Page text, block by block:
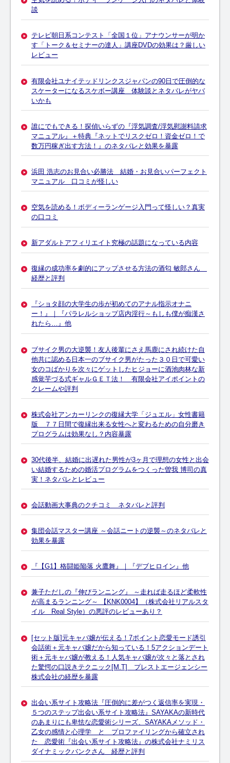
談
テレビ朝日系コンテスト「全国１位」アナウンサーが明か
す「トーク＆セミナーの達人」講座DVDの効果は？厳しい
レビュー
有限会社ユナイテッドリンクスジャパンの90日で圧倒的な
スケーターになるスケボー講座 体験談とネタバレがヤバ
いかも
誰にでもできる！探偵いらずの『浮気調査/浮気慰謝料請求
マニュアル』＋特典『ネットでリスクゼロ！資金ゼロ！で
数万円稼ぎ出す方法！』のネタバレと効果を暴露
浜田 浩志のお見合い必勝法 結婚・お見合いパーフェクト
マニュアル 口コミが怪しい
空気を読める！ボディーランゲージ入門って怪しい？真実
の口コミ
新アダルトアフィリエイト究極の話題になっている内容
復縁の成功率を劇的にアップさせる方法の酒匂 敏郎さん
経歴と評判
『ショタ顔の大学生の歩が初めてのアナル指示オナニ
ー！』｜『パラレルショップ店内淫行～もしも僕が痴漢さ
れたら…』他
ブサイク男の大逆襲！友人後輩にさえ馬鹿にされ続けた自
他共に認める日本一のブサイク男がたった３０日で可愛い
女のコばかりを次々にゲットしたヒジョーに酒池肉林な新
感覚芋づる式ギャルＧＥＴ法！ 有限会社アイポイントの
クレームや評判
株式会社アンカーリンクの復縁大学「ジュエル」女性書籍
版 ７７日間で復縁出来る女性へと変わるための自分磨き
プログラムは効果なし？内容暴露
30代後半、結婚に出遅れた男性が3ヶ月で理想の女性と出会
い結婚するための婚活プログラムをつくった曽我 博司の真
実！ネタバレとレビュー
会話動画大事典のクチコミ ネタバレと評判
集団会話マスター講座 ～会話ニートの逆襲～のネタバレと
効果を暴露
『【G1】格闘姫陥落 火鷹舞』｜『デブヒロイン』他
兼子ただしの『伸びランニング』 ～走れば走るほど柔軟性
が高まるランニング～ 【KNK0004】（株式会社リアルスタ
イル Real Style）の悪評のレビューあり？
[セット版]元キャバ嬢が伝える！7ポイント恋愛モード誘引
会話術＋元キャバ嬢だから知っている！5アクションデート
術＋元キャバ嬢が教える！人気キャバ嬢が次々と落とされ
た驚愕の口説きテクニック[M.T] プレストエージェンシー
株式会社の経歴を暴露
出会い系サイト攻略法『圧倒的に差がつく返信率を実現・
５つのステップ出会い系サイト攻略法』SAYAKAの新時代
のあまりにも卑怯な恋愛術シリーズ、SAYAKAメソッド・
乙女の感情と心理学 と プロファイリングから確立され
た 恋愛術『出会い系サイト攻略法』の株式会社ナミリス
ダイナミックバンクさん 経歴と評判